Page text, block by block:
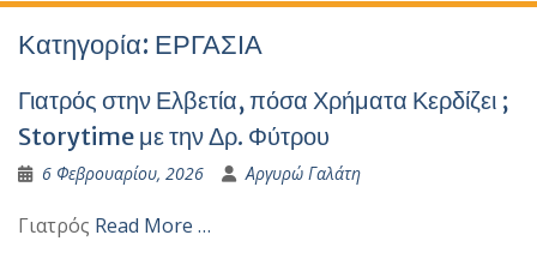
Κατηγορία: ΕΡΓΑΣΙΑ
Γιατρός στην Ελβετία, πόσα Χρήματα Κερδίζει ;
Storytime με την Δρ. Φύτρου
6 Φεβρουαρίου, 2026 Αργυρώ Γαλάτη
Γιατρός Read More …